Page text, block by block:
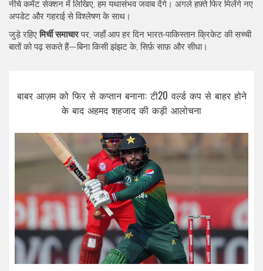
नीचे कमेंट सेक्शन में लिखिए, हम यथासंभव जवाब देंगे। अगले हफ़्ते फिर मिलेंगे नए
अपडेट और गहराई से विश्लेषण के साथ।
जुड़े रहिएमिर्ची समाचारपर, जहाँ आप हर दिन भारत‑पाकिस्तान क्रिकेट की सच्ची
बातों को पढ़ सकते हैं—बिना किसी झंझट के, सिर्फ़ साफ़ और सीधा।
बाबर आज़म को फिर से कप्तान बनाना: टी20 वर्ल्ड कप से बाहर होने
के बाद अहमद शहजाद की कड़ी आलोचना